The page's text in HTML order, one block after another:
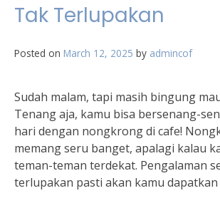
Tak Terlupakan
Posted on March 12, 2025 by admincof
Sudah malam, tapi masih bingung
Tenang aja, kamu bisa bersenang-
hari dengan nongkrong di cafe!
memang seru banget, apalagi kalau
teman-teman terdekat. Pengalaman
terlupakan pasti akan kamu dapatkan